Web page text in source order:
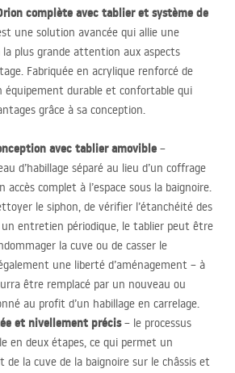
complète avec tablier et système de
une solution avancée qui allie une
plus grande attention aux aspects
Fabriquée en acrylique renforcé de
équipement durable et confortable qui
grâce à sa conception.
avec tablier amovible –
d’habillage séparé au lieu d’un coffrage
complet à l’espace sous la baignoire.
le siphon, de vérifier l’étanchéité des
entretien périodique, le tablier peut être
la cuve ou de casser le
une liberté d’aménagement – à
être remplacé par un nouveau ou
au profit d’un habillage en carrelage.
et nivellement précis– le processus
en deux étapes, ce qui permet un
la cuve de la baignoire sur le châssis et